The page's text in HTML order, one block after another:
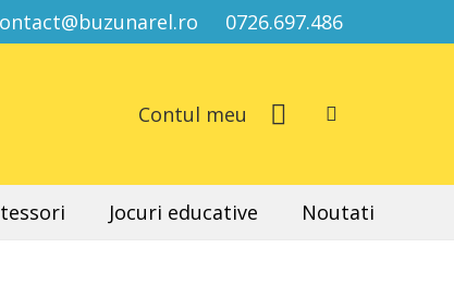
0726.697.486
Contul meu
Jocuri educative Noutati